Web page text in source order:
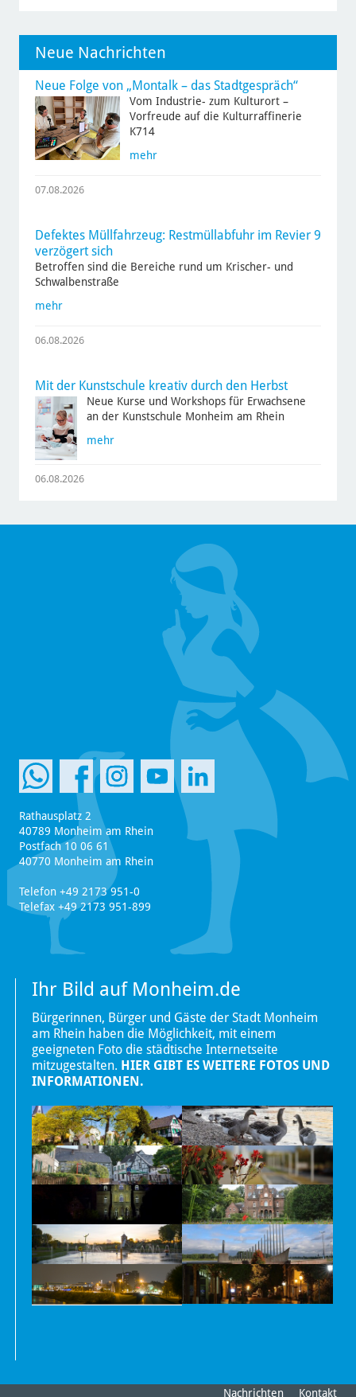
Neue Nachrichten
Neue Folge von „Montalk – das Stadtgespräch“
Vom Industrie- zum Kulturort –
Vorfreude auf die Kulturraffinerie
K714
mehr
07.08.2026
Defektes Müllfahrzeug: Restmüllabfuhr im Revier 9
verzögert sich
Betroffen sind die Bereiche rund um Krischer- und
Schwalbenstraße
mehr
06.08.2026
Mit der Kunstschule kreativ durch den Herbst
Neue Kurse und Workshops für Erwachsene
an der Kunstschule Monheim am Rhein
mehr
06.08.2026
Rathausplatz 2
40789 Monheim am Rhein
Postfach 10 06 61
40770 Monheim am Rhein
Telefon +49 2173 951-0
Telefax +49 2173 951-899
Ihr Bild auf Monheim.de
Bürgerinnen, Bürger und Gäste der Stadt Monheim
am Rhein haben die Möglichkeit, mit einem
geeigneten Foto die städtische Internetseite
mitzugestalten. HIER GIBT ES WEITERE FOTOS UND
INFORMATIONEN.
Nachrichten Kontakt